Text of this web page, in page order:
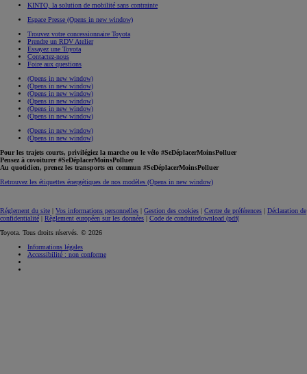
KINTO, la solution de mobilité sans contrainte
Espace Presse (Opens in new window)
Trouvez votre concessionnaire Toyota
Prendre un RDV Atelier
Essayez une Toyota
Contactez-nous
Foire aux questions
(Opens in new window)
(Opens in new window)
(Opens in new window)
(Opens in new window)
(Opens in new window)
(Opens in new window)
(Opens in new window)
(Opens in new window)
Pour les trajets courts, privilégiez la marche ou le vélo #SeDéplacerMoinsPolluer
Pensez à covoiturer #SeDéplacerMoinsPolluer
Au quotidien, prenez les transports en commun #SeDéplacerMoinsPolluer
Retrouvez les étiquettes énergétiques de nos modèles (Opens in new window)
Réglement du site | Vos informations personnelles | Gestion des cookies | Centre de préférences | Déclaration de
confidentialité | Règlement européen sur les données | Code de conduitedownload (pdf(
Toyota. Tous droits réservés. © 2026
Informations légales
Accessibilité : non conforme